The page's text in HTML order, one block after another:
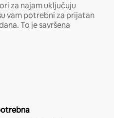
za najam uključuju
vam potrebni za prijatan
To je savršena